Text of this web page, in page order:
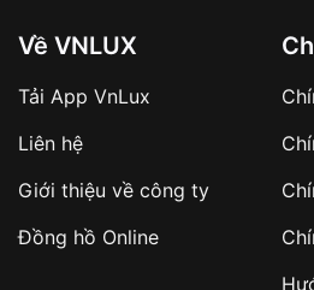
sản phẩm đặc biệt
hàng
Số tiền còn lại thanh
Về VNLUX
Tải App VnLux
Liên hệ
Giới thiệu về công ty
Đồng hồ Online